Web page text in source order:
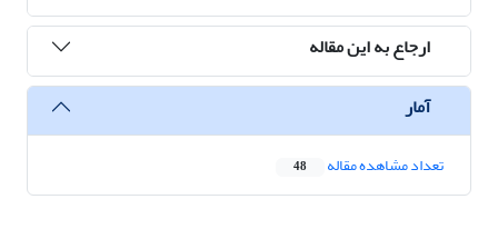
ارجاع به این مقاله
آمار
تعداد مشاهده مقاله 48